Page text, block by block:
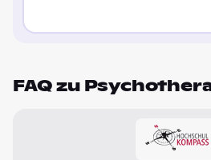
FAQ zu